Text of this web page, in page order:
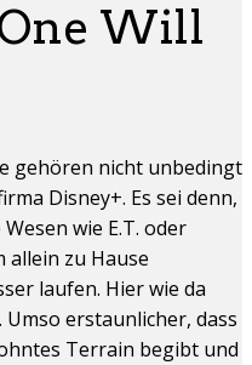
Will
gehören nicht unbedingt
Disney+. Es sei denn,
wie E.T. oder
allein zu Hause
laufen. Hier wie da
erstaunlicher, dass
Terrain begibt und